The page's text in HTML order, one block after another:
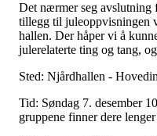
Det nærmer seg avslutning
tillegg til juleoppvisningen
hallen. Der håper vi å
julerelaterte ting og tang,
Sted: Njårdhallen -
Tid: Søndag 7. desember
gruppene finner dere